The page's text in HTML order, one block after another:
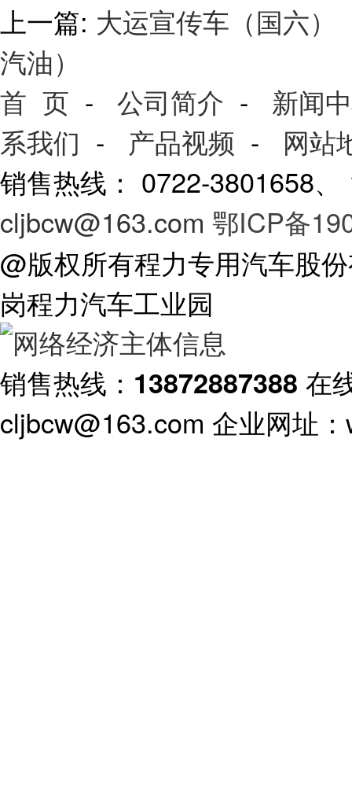
上一篇: 大运宣传车（国六）
汽油）
首 页 - 公司简介 - 新闻
系我们 - 产品视频 - 网站
销售热线： 0722-3801658
cljbcw@163.com 鄂ICP备
@版权所有程力专用汽车股
岗程力汽车工业园
销售热线： 13872887388 在
cljbcw@163.com 企业网址